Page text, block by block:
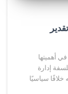
أهميتها
إدارة
سياسيًا